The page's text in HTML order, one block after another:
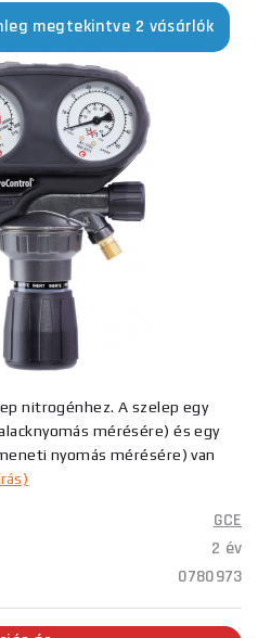
megtekintve 2 vásárlók
nitrogénhez. A szelep egy
mérésére) és egy
nyomás mérésére) van
GCE
2 év
0780973